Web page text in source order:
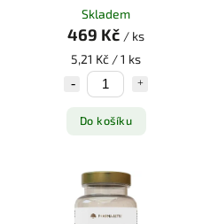
Skladem
469 Kč / ks
5,21 Kč / 1 ks
Do košíku